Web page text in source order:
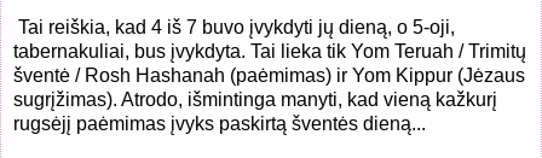
Tai reiškia, kad 4 iš 7 buvo įvykdyti jų dieną, o 5-oji,
tabernakuliai, bus įvykdyta. Tai lieka tik Yom Teruah / Trimitų
šventė / Rosh Hashanah (paėmimas) ir Yom Kippur (Jėzaus
sugrįžimas). Atrodo, išmintinga manyti, kad vieną kažkurį
rugsėjį paėmimas įvyks paskirtą šventės dieną...